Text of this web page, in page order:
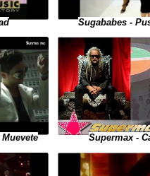
Sugababes -
Supermax -